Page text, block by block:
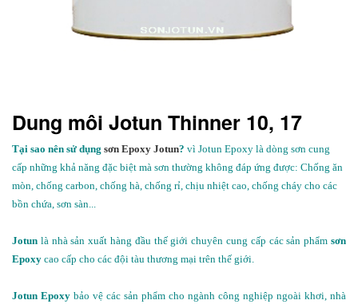
Dung môi Jotun Thinner 10, 17
Tại sao nên sử dụng sơn Epoxy Jotun? vì Jotun Epoxy là dòng sơn cung
cấp những khả năng đặc biệt mà sơn thường không đáp ứng được: Chống ăn
mòn, chống carbon, chống hà, chống rỉ, chịu nhiệt cao, chống cháy cho các
bồn chứa, sơn sàn...
Jotun là nhà sản xuất hàng đầu thế giới chuyên cung cấp các sản phẩm sơn
Epoxy cao cấp cho các đội tàu thương mại trên thế giới.
Jotun Epoxy bảo vệ các sản phẩm cho ngành công nghiệp ngoài khơi, nhà